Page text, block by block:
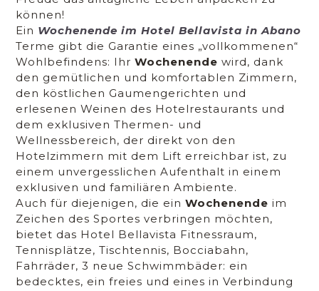
können!
Ein Wochenende im Hotel Bellavista inAbano
Terme gibt die Garantie eines „vollkommenen“
Wohlbefindens: Ihr Wochenende wird, dank
den gemütlichen und komfortablen Zimmern,
den köstlichen Gaumengerichten und
erlesenen Weinen des Hotelrestaurants und
dem exklusiven Thermen- und
Wellnessbereich, der direkt von den
Hotelzimmern mit dem Lift erreichbar ist, zu
einem unvergesslichen Aufenthalt in einem
exklusiven und familiären Ambiente.
Auch für diejenigen, die ein Wochenende im
Zeichen des Sportes verbringen möchten,
bietet das Hotel Bellavista Fitnessraum,
Tennisplätze, Tischtennis, Bocciabahn,
Fahrräder, 3 neue Schwimmbäder: ein
bedecktes, ein freies und eines in Verbindung